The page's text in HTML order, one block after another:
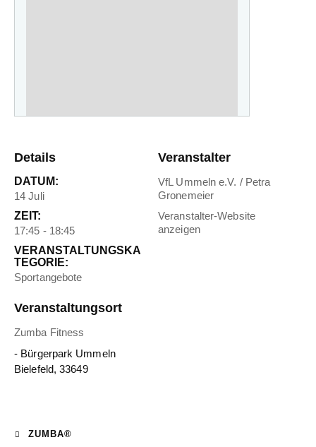
Details
DATUM:
14 Juli
ZEIT:
17:45 - 18:45
VERANSTALTUNGSKA
TEGORIE:
Sportangebote
Veranstaltungsort
Zumba Fitness
- Bürgerpark Ummeln
Bielefeld, 33649
Veranstalter
VfL Ummeln e.V. / Petra
Gronemeier
Veranstalter-Website
anzeigen
ZUMBA®